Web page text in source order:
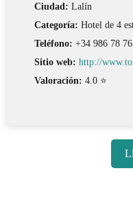
Ciudad: Lalín
Categoría: Hotel de 4
Teléfono: +34 986 78
Sitio web: http://
Valoración: 4.0 ⭐